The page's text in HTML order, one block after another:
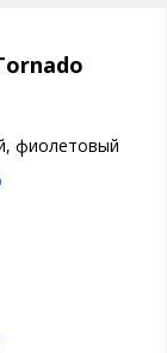
фиолетовый